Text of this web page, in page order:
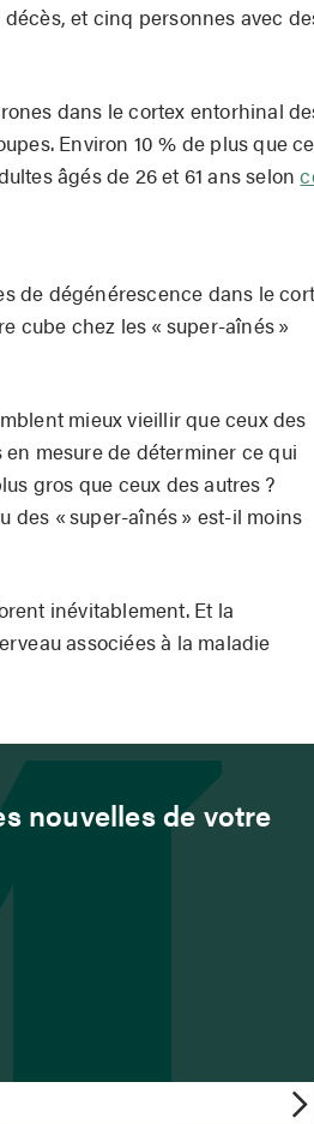
et cinq personnes avec
dans le cortex entorhinal
Environ 10 % de plus que
âgés de 26 et 61 ans selon
de dégénérescence dans le
cube chez les « super-aînés »
mieux vieillir que ceux des
mesure de déterminer ce qui
gros que ceux des autres ?
des « super-aînés » est-il moins
inévitablement. Et la
associées à la maladie
nouvelles de votre